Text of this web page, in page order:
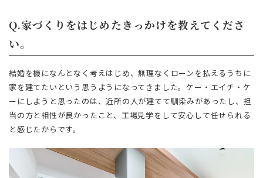
Q.家づくりをはじめたきっかけを教えてくださ
い。
結婚を機になんとなく考えはじめ、無理なくローンを払えるうちに
家を建てたいという思うようになってきました。ケー・エイチ・ケ
ーにしようと思ったのは、近所の人が建てて馴染みがあったし、担
当の方と相性が良かったこと、工場見学をして安心して任せられる
と感じたからです。